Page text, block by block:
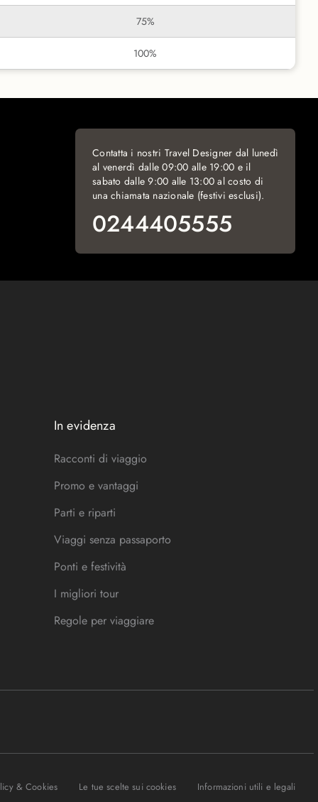
75%
100%
Contatta i nostri Travel Designer dal lunedì
al venerdì dalle 09:00 alle 19:00 e il
sabato dalle 9:00 alle 13:00 al costo di
una chiamata nazionale (festivi esclusi).
0244405555
In evidenza
Racconti di viaggio
Promo e vantaggi
Parti e riparti
Viaggi senza passaporto
Ponti e festività
I migliori tour
Regole per viaggiare
& Cookies Le tue scelte sui cookies Informazioni utili e legali